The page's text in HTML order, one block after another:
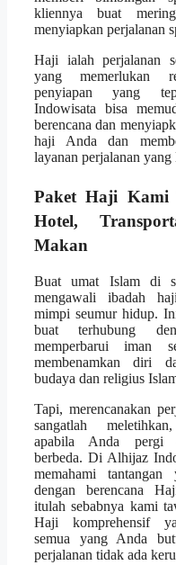
kliennya buat
menyiapkan perjalanan
Haji ialah perjalanan
yang memerlukan
penyiapan yang
Indowisata bisa
berencana dan
haji Anda dan
layanan perjalanan yang
Paket Haji Kami
Hotel,
Makan
Buat umat Islam di
mengawali ibadah
mimpi seumur hidup.
buat terhubung
memperbarui iman
membenamkan diri
budaya dan religius
Tapi, merencanakan
sangatlah
apabila Anda pergi
berbeda. Di Alhijaz
memahami tantangan
dengan berencana
itulah sebabnya kami
Haji komprehensif
semua yang Anda
perjalanan tidak ada